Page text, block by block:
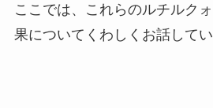
ここでは、これらのルチルク
果についてくわしくお話してい